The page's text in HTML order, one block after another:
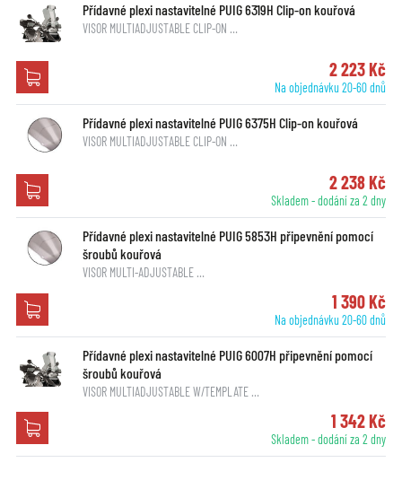
Přídavné plexi nastavitelné PUIG 6319H Clip-on kouřová
VISOR MULTIADJUSTABLE CLIP-ON …
2 223 Kč
Na objednávku 20-60 dnů
Přídavné plexi nastavitelné PUIG 6375H Clip-on kouřová
VISOR MULTIADJUSTABLE CLIP-ON …
2 238 Kč
Skladem - dodání za 2 dny
Přídavné plexi nastavitelné PUIG 5853H připevnění pomocí
šroubů kouřová
VISOR MULTI-ADJUSTABLE …
1 390 Kč
Na objednávku 20-60 dnů
Přídavné plexi nastavitelné PUIG 6007H připevnění pomocí
šroubů kouřová
VISOR MULTIADJUSTABLE W/TEMPLATE …
1 342 Kč
Skladem - dodání za 2 dny